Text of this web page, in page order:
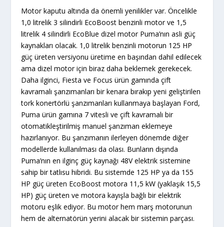
Motor kaputu altında da önemli yenilikler var. Öncelikle
1,0 litrelik 3 silindirli EcoBoost benzinli motor ve 1,5
litrelik 4 silindirli EcoBlue dizel motor Puma’nın asli güç
kaynakları olacak. 1,0 litrelik benzinli motorun 125 HP
güç üreten versiyonu üretime en başından dahil edilecek
ama dizel motor için biraz daha beklemek gerekecek.
Daha ilginci, Fiesta ve Focus ürün gamında çift
kavramalı şanzımanları bir kenara bırakıp yeni geliştirilen
tork konertörlü şanzımanları kullanmaya başlayan Ford,
Puma ürün gamına 7 vitesli ve çift kavramalı bir
otomatikleştirilmiş manuel şanzıman eklemeye
hazırlanıyor. Bu şanzımanın ilerleyen dönemde diğer
modellerde kullanılması da olası. Bunların dışında
Puma’nın en ilginç güç kaynağı 48V elektrik sistemine
sahip bir tatlısu hibridi. Bu sistemde 125 HP ya da 155
HP güç üreten EcoBoost motora 11,5 kW (yaklaşık 15,5
HP) güç üreten ve motora kayışla bağlı bir elektrik
motoru eşlik ediyor. Bu motor hem marş motorunun
hem de alternatörün yerini alacak bir sistemin parçası.